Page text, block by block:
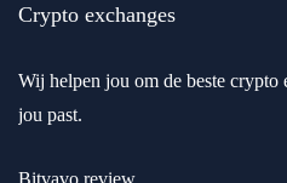
Crypto exchanges
Wij helpen jou om de beste crypto
jou past.
Bitvavo review